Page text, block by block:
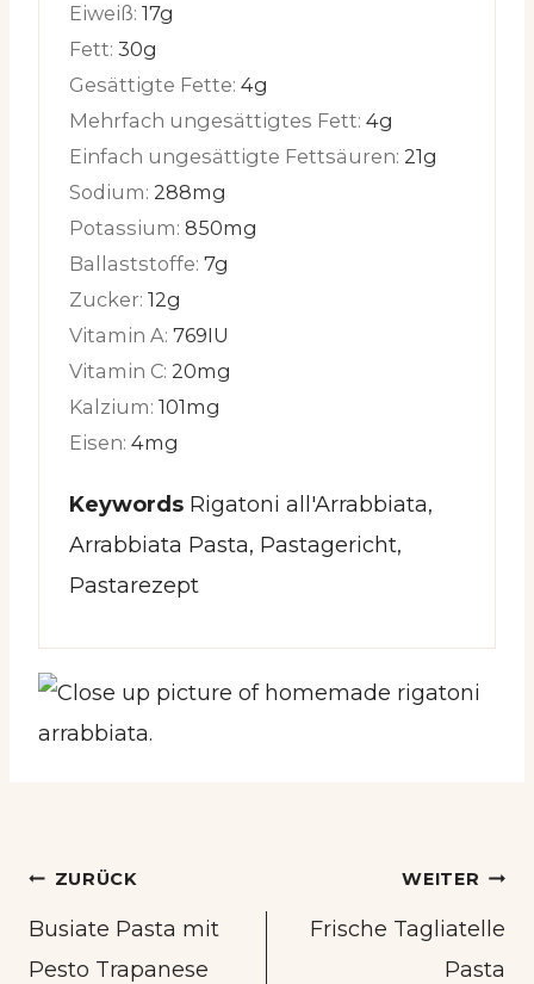
Eiweiß: 17g
Fett: 30g
Gesättigte Fette: 4g
Mehrfach ungesättigtes Fett: 4g
Einfach ungesättigte Fettsäuren: 21g
Sodium: 288mg
Potassium: 850mg
Ballaststoffe: 7g
Zucker: 12g
Vitamin A: 769IU
Vitamin C: 20mg
Kalzium: 101mg
Eisen: 4mg
Keywords Rigatoni all'Arrabbiata,
Arrabbiata Pasta, Pastagericht,
Pastarezept
Beitrags-
Navigation
ZURÜCK
Busiate Pasta mit
Pesto Trapanese
WEITER
Frische Tagliatelle
Pasta